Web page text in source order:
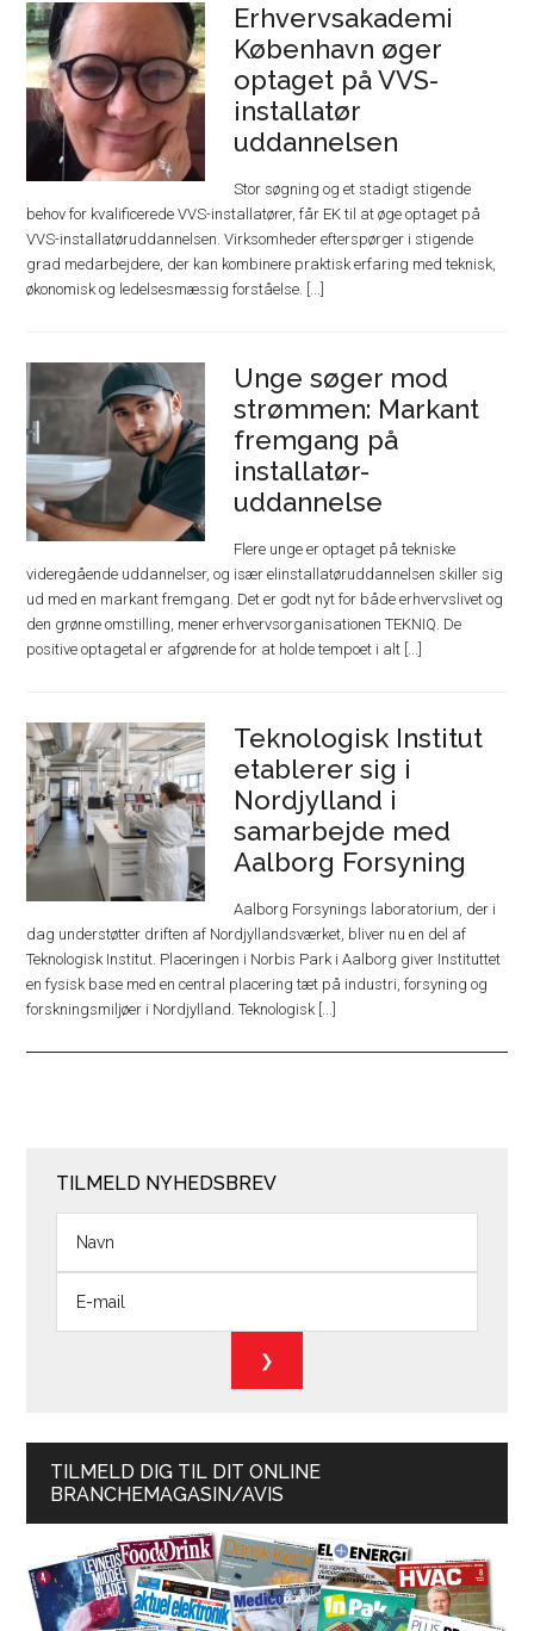
Erhvervsakademi
København øger
optaget på VVS-
installatør
uddannelsen
Stor søgning og et stadigt stigende
behov for kvalificerede VVS-installatører, får EK til at øge optaget på
VVS-installatøruddannelsen. Virksomheder efterspørger i stigende
grad medarbejdere, der kan kombinere praktisk erfaring med teknisk,
økonomisk og ledelsesmæssig forståelse. [...]
Unge søger mod
strømmen: Markant
fremgang på
installatør-
uddannelse
Flere unge er optaget på tekniske
videregående uddannelser, og især elinstallatøruddannelsen skiller sig
ud med en markant fremgang. Det er godt nyt for både erhvervslivet og
den grønne omstilling, mener erhvervsorganisationen TEKNIQ. De
positive optagetal er afgørende for at holde tempoet i alt [...]
Teknologisk Institut
etablerer sig i
Nordjylland i
samarbejde med
Aalborg Forsyning
Aalborg Forsynings laboratorium, der i
dag understøtter driften af Nordjyllandsværket, bliver nu en del af
Teknologisk Institut. Placeringen i Norbis Park i Aalborg giver Instituttet
en fysisk base med en central placering tæt på industri, forsyning og
forskningsmiljøer i Nordjylland. Teknologisk [...]
TILMELD NYHEDSBREV
TILMELD DIG TIL DIT ONLINE
BRANCHEMAGASIN/AVIS